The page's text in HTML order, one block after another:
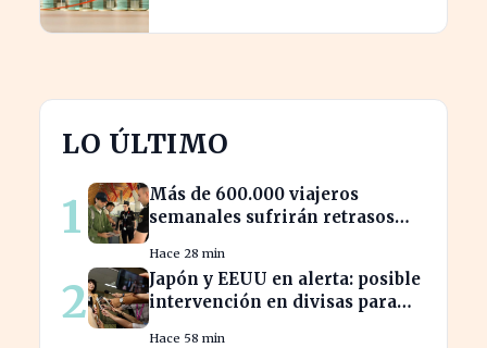
LO ÚLTIMO
1
Más de 600.000 viajeros
semanales sufrirán retrasos
Italia
Hace 28 min
2
Japón y EEUU en alerta: posible
intervención en divisas para
Hace 58 min